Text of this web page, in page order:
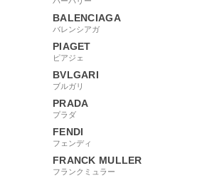
BALENCIAGA
バレンシアガ
PIAGET
ピアジェ
BVLGARI
ブルガリ
PRADA
プラダ
FENDI
フェンディ
FRANCK MULLER
フランクミュラー